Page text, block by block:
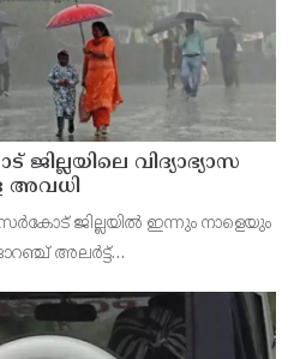
വിദ്യാഭ്യാസ
അവധി
ജില്ലയിൽ ഇന്നും നാളെയും
അലർട്ട്
എല്ലാ വിദ്യാഭ്യാ